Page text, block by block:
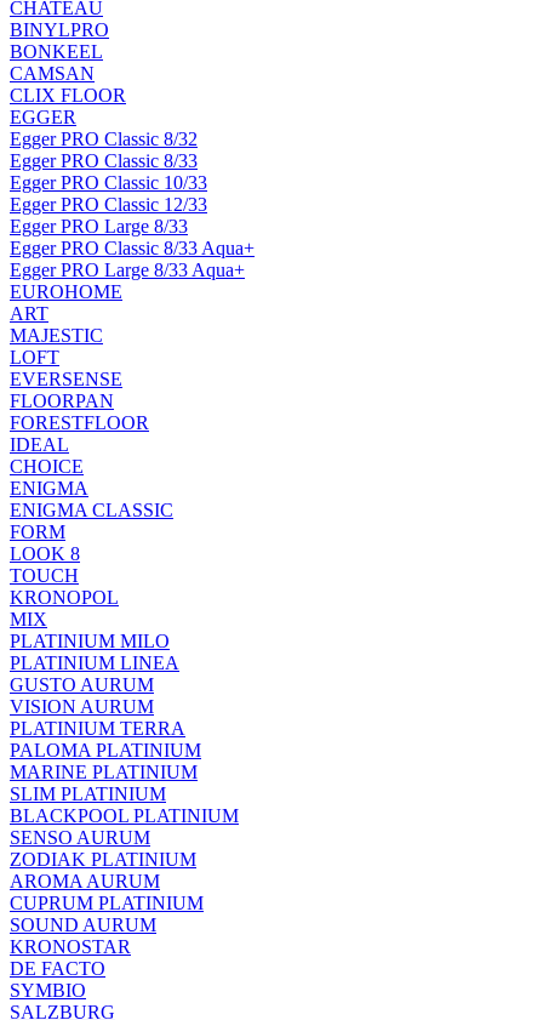
CHATEAU
BINYLPRO
BONKEEL
CAMSAN
CLIX FLOOR
EGGER
Egger PRO Classic 8/32
Egger PRO Classic 8/33
Egger PRO Classic 10/33
Egger PRO Classic 12/33
Egger PRO Large 8/33
Egger PRO Classic 8/33 Aqua+
Egger PRO Large 8/33 Aqua+
EUROHOME
ART
MAJESTIC
LOFT
EVERSENSE
FLOORPAN
FORESTFLOOR
IDEAL
CHOICE
ENIGMA
ENIGMA CLASSIC
FORM
LOOK 8
TOUCH
KRONOPOL
MIX
PLATINIUM MILO
PLATINIUM LINEA
GUSTO AURUM
VISION AURUM
PLATINIUM TERRA
PALOMA PLATINIUM
MARINE PLATINIUM
SLIM PLATINIUM
BLACKPOOL PLATINIUM
SENSO AURUM
ZODIAK PLATINIUM
AROMA AURUM
CUPRUM PLATINIUM
SOUND AURUM
KRONOSTAR
DE FACTO
SYMBIO
SALZBURG